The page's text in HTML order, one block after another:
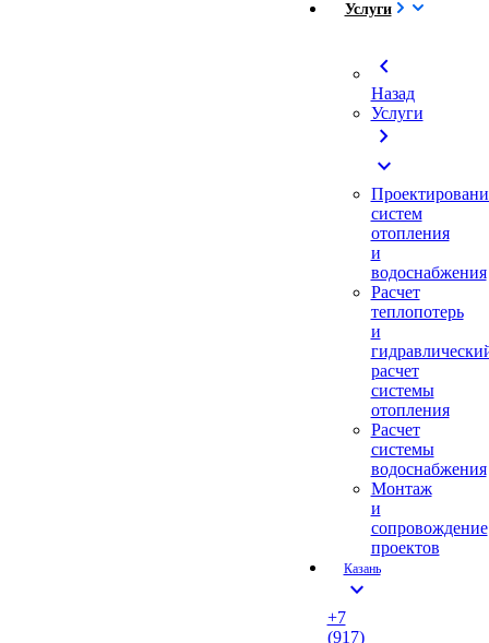
Услуги
chevron_left
Назад
Услуги
chevron_right
expand_more
систем
отопления
и
водоснабжения
Расчет
теплопотерь
и
расчет
системы
отопления
Расчет
системы
водоснабжения
Монтаж
и
сопровождение
проектов
Казань
expand_more
+7
(917)